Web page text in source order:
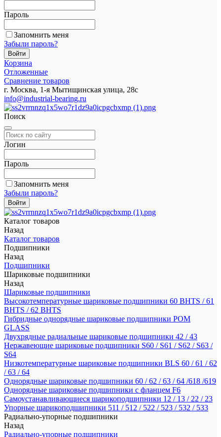
Пароль
Запомнить меня
Забыли пароль?
Корзина
Отложенные
Сравнение товаров
г. Москва, 1-я Мытищинская улица, 28с
info@industrial-bearing.ru
Поиск
Логин
Пароль
Запомнить меня
Забыли пароль?
Каталог товаров
Назад
Каталог товаров
Подшипники
Назад
Подшипники
Шариковые подшипники
Назад
Шариковые подшипники
Высокотемпературные шариковые подшипники 60 BHTS / 61
BHTS / 62 BHTS
Гибридные однорядные шариковые подшипники POM
GLASS
Двухрядные радиальные шариковые подшипники 42 / 43
Нержавеющие шариковые подшипники S60 / S61 / S62 / S63 /
S64
Низкотемпературные шариковые подшипники BLS 60 / 61 / 62
/ 63 / 64
Однорядные шариковые подшипники 60 / 62 / 63 / 64 /618 /619
Однорядные шариковые подшипники с фланцем F6
Самоустанавливающиеся шарикоподшипники 12 / 13 / 22 / 23
Упорные шарикоподшипники 511 / 512 / 522 / 523 / 532 / 533
Радиально-упорные подшипники
Назад
Радиально-упорные подшипники